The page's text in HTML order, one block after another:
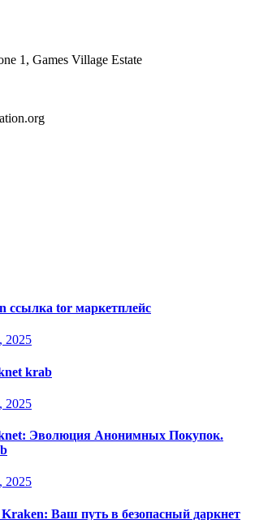
1, Games Village Estate
ссылка tor маркетплейс
2025
krab
2025
Эволюция Анонимных Покупок.
2025
Ваш путь в безопасный даркнет